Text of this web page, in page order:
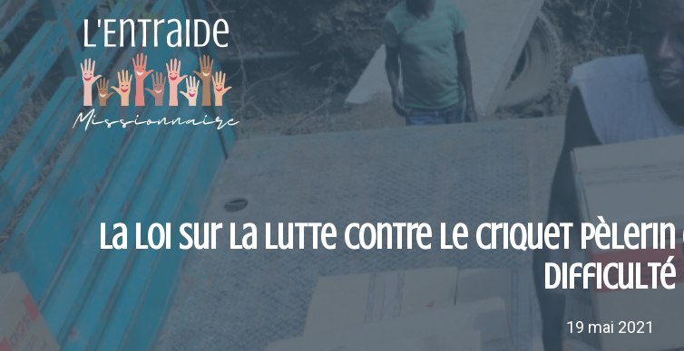
Aller
au
contenu
La loi sur la lutte contre le criquet pèlerin
difficulté
19 mai 2021